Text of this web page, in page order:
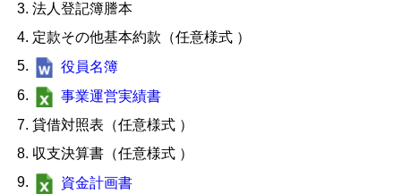
法人登記簿謄本
定款その他基本約款（任意様式 ）
役員名簿
事業運営実績書
貸借対照表（任意様式 ）
収支決算書（任意様式 ）
資金計画書